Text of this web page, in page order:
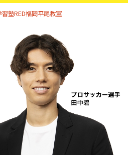
塾RED福岡平尾教室